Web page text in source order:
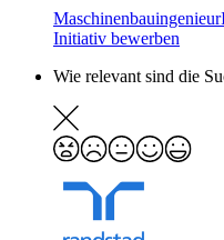
Initiativ bewerben
Wie relevant sind die